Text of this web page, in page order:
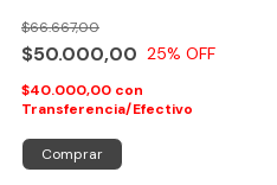
$50.000,00
$66.667,00
25% OFF
$40.000,00 con
Transferencia/Efectivo
Comprar